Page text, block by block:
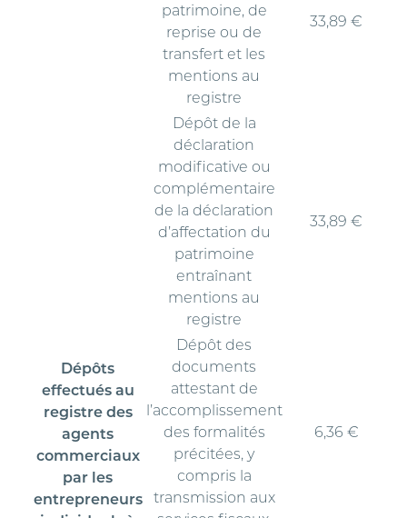
Dépôts
effectués au
registre des
agents
commerciaux
par les
entrepreneurs
patrimoine, de
reprise ou de
transfert et les
mentions au
registre
33,89 €
Dépôt de la
déclaration
modificative ou
complémentaire
de la déclaration
d’affectation du
patrimoine
entraînant
mentions au
registre
33,89 €
Dépôt des
documents
attestant de
l’accomplissement
des formalités
précitées, y
compris la
transmission aux
6,36 €